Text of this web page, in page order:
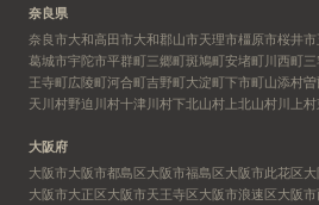
奈良県
奈良市大和高田市大和郡山市天理市橿原市桜井市
葛城市宇陀市平群町三郷町斑鳩町安堵町川西町
王寺町広陵町河合町吉野町大淀町下市町山添村
天川村野迫川村十津川村下北山村 上北山村川上村
大阪府
大阪市大阪市都島区大阪市福島区大阪市此花区
大阪市大正区大阪市天王寺区大阪市浪速区大阪